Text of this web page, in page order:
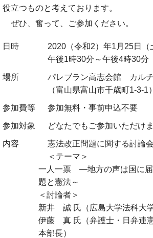
役立つものと考えております。
ぜひ、奮って、ご参加ください。
日時
2020（令和2）年1月25日（
午後1時30分～午後4時30分
場所
パレブラン高志会館 カル
（富山県富山市千歳町1-3-1
参加費等 参加無料・事前申込不要
参加対象 どなたでもご参加いただけ
内容
憲法改正問題に関する討論会
＜テーマ＞
一人一票 ―地方の声は国に届
題と憲法～
＜討論者＞
新井 誠 氏（広島大学法科大学
伊藤 真 氏（弁護士・日弁連
本部長）